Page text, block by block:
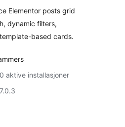
Elementor posts grid
dynamic filters,
based cards.
aktive installasjoner